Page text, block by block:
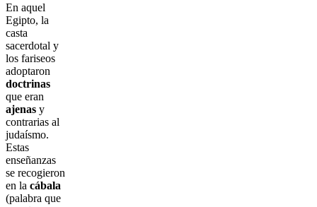
En aquel
Egipto, la
casta
sacerdotal y
los fariseos
adoptaron
doctrinas
que eran
ajenas y
contrarias al
judaísmo.
Estas
enseñanzas
se recogieron
en la cábala
(palabra que